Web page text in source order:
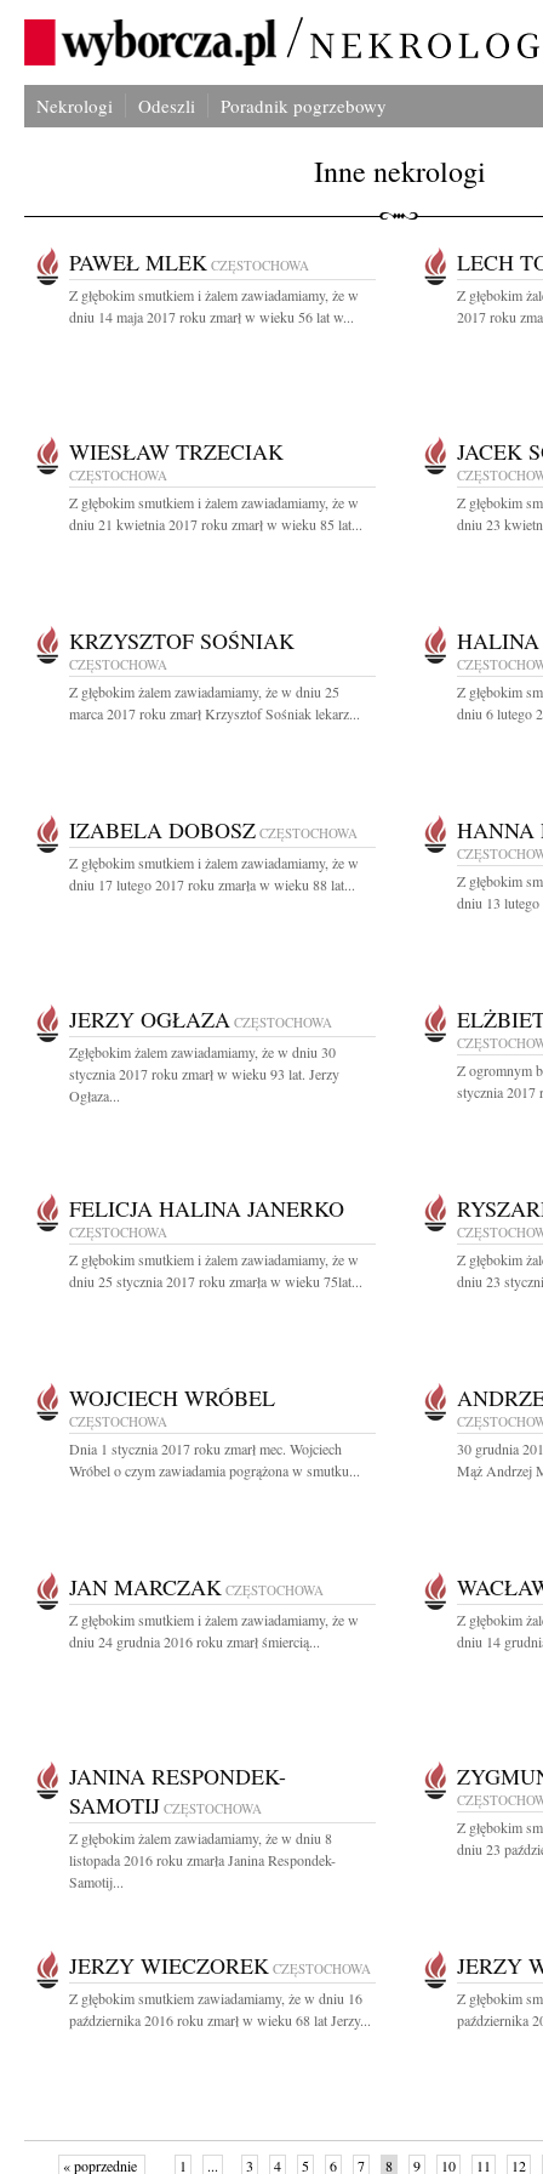
Nekrologi Odeszli Poradnik pogrzebowy
Inne nekrologi
PAWEŁ MLEK CZĘSTOCHOWA
Z głębokim smutkiem i żalem zawiadamiamy, że w
dniu 14 maja 2017 roku zmarł w wieku 56 lat w...
LECH
Z głębokim
2017 roku
WIESŁAW TRZECIAK
CZĘSTOCHOWA
Z głębokim smutkiem i żalem zawiadamiamy, że w
dniu 21 kwietnia 2017 roku zmarł w wieku 85 lat...
JACEK
Z głębokim
dniu 23
KRZYSZTOF SOŚNIAK
CZĘSTOCHOWA
Z głębokim żalem zawiadamiamy, że w dniu 25
marca 2017 roku zmarł Krzysztof Sośniak lekarz...
HALINA
Z głębokim
dniu 6 lutego
IZABELA DOBOSZ CZĘSTOCHOWA
Z głębokim smutkiem i żalem zawiadamiamy, że w
dniu 17 lutego 2017 roku zmarła w wieku 88 lat...
HANNA
Z głębokim
dniu 13
JERZY OGŁAZA CZĘSTOCHOWA
Zgłębokim żalem zawiadamiamy, że w dniu 30
stycznia 2017 roku zmarł w wieku 93 lat. Jerzy
Ogłaza...
Z ogromnym
stycznia 2017
FELICJA HALINA JANERKO
CZĘSTOCHOWA
Z głębokim smutkiem i żalem zawiadamiamy, że w
dniu 25 stycznia 2017 roku zmarła w wieku 75lat...
Z głębokim
dniu 23
WOJCIECH WRÓBEL
CZĘSTOCHOWA
Dnia 1 stycznia 2017 roku zmarł mec. Wojciech
Wróbel o czym zawiadamia pogrążona w smutku...
30 grudnia
Mąż Andrzej
JAN MARCZAK CZĘSTOCHOWA
Z głębokim smutkiem i żalem zawiadamiamy, że w
dniu 24 grudnia 2016 roku zmarł śmiercią...
Z głębokim
dniu 14
JANINA RESPONDEK-
SAMOTIJ CZĘSTOCHOWA
Z głębokim żalem zawiadamiamy, że w dniu 8
listopada 2016 roku zmarła Janina Respondek-
Samotij...
Z głębokim
dniu 23
JERZY WIECZOREK CZĘSTOCHOWA
Z głębokim smutkiem zawiadamiamy, że w dniu 16
października 2016 roku zmarł w wieku 68 lat Jerzy...
JERZY
Z głębokim
października
« poprzednie 1 ... 3 4 5 6 7 8 9 10 11 12